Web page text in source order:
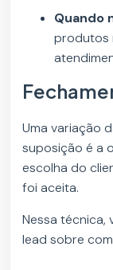
Quando
produtos
Uma variação
suposição é a
escolha do
foi aceita.
Nessa
lead sobre